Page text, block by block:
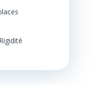
Rigidité